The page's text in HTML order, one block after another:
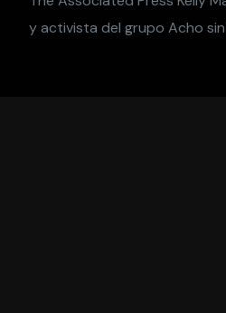
y activista del grupo Acho